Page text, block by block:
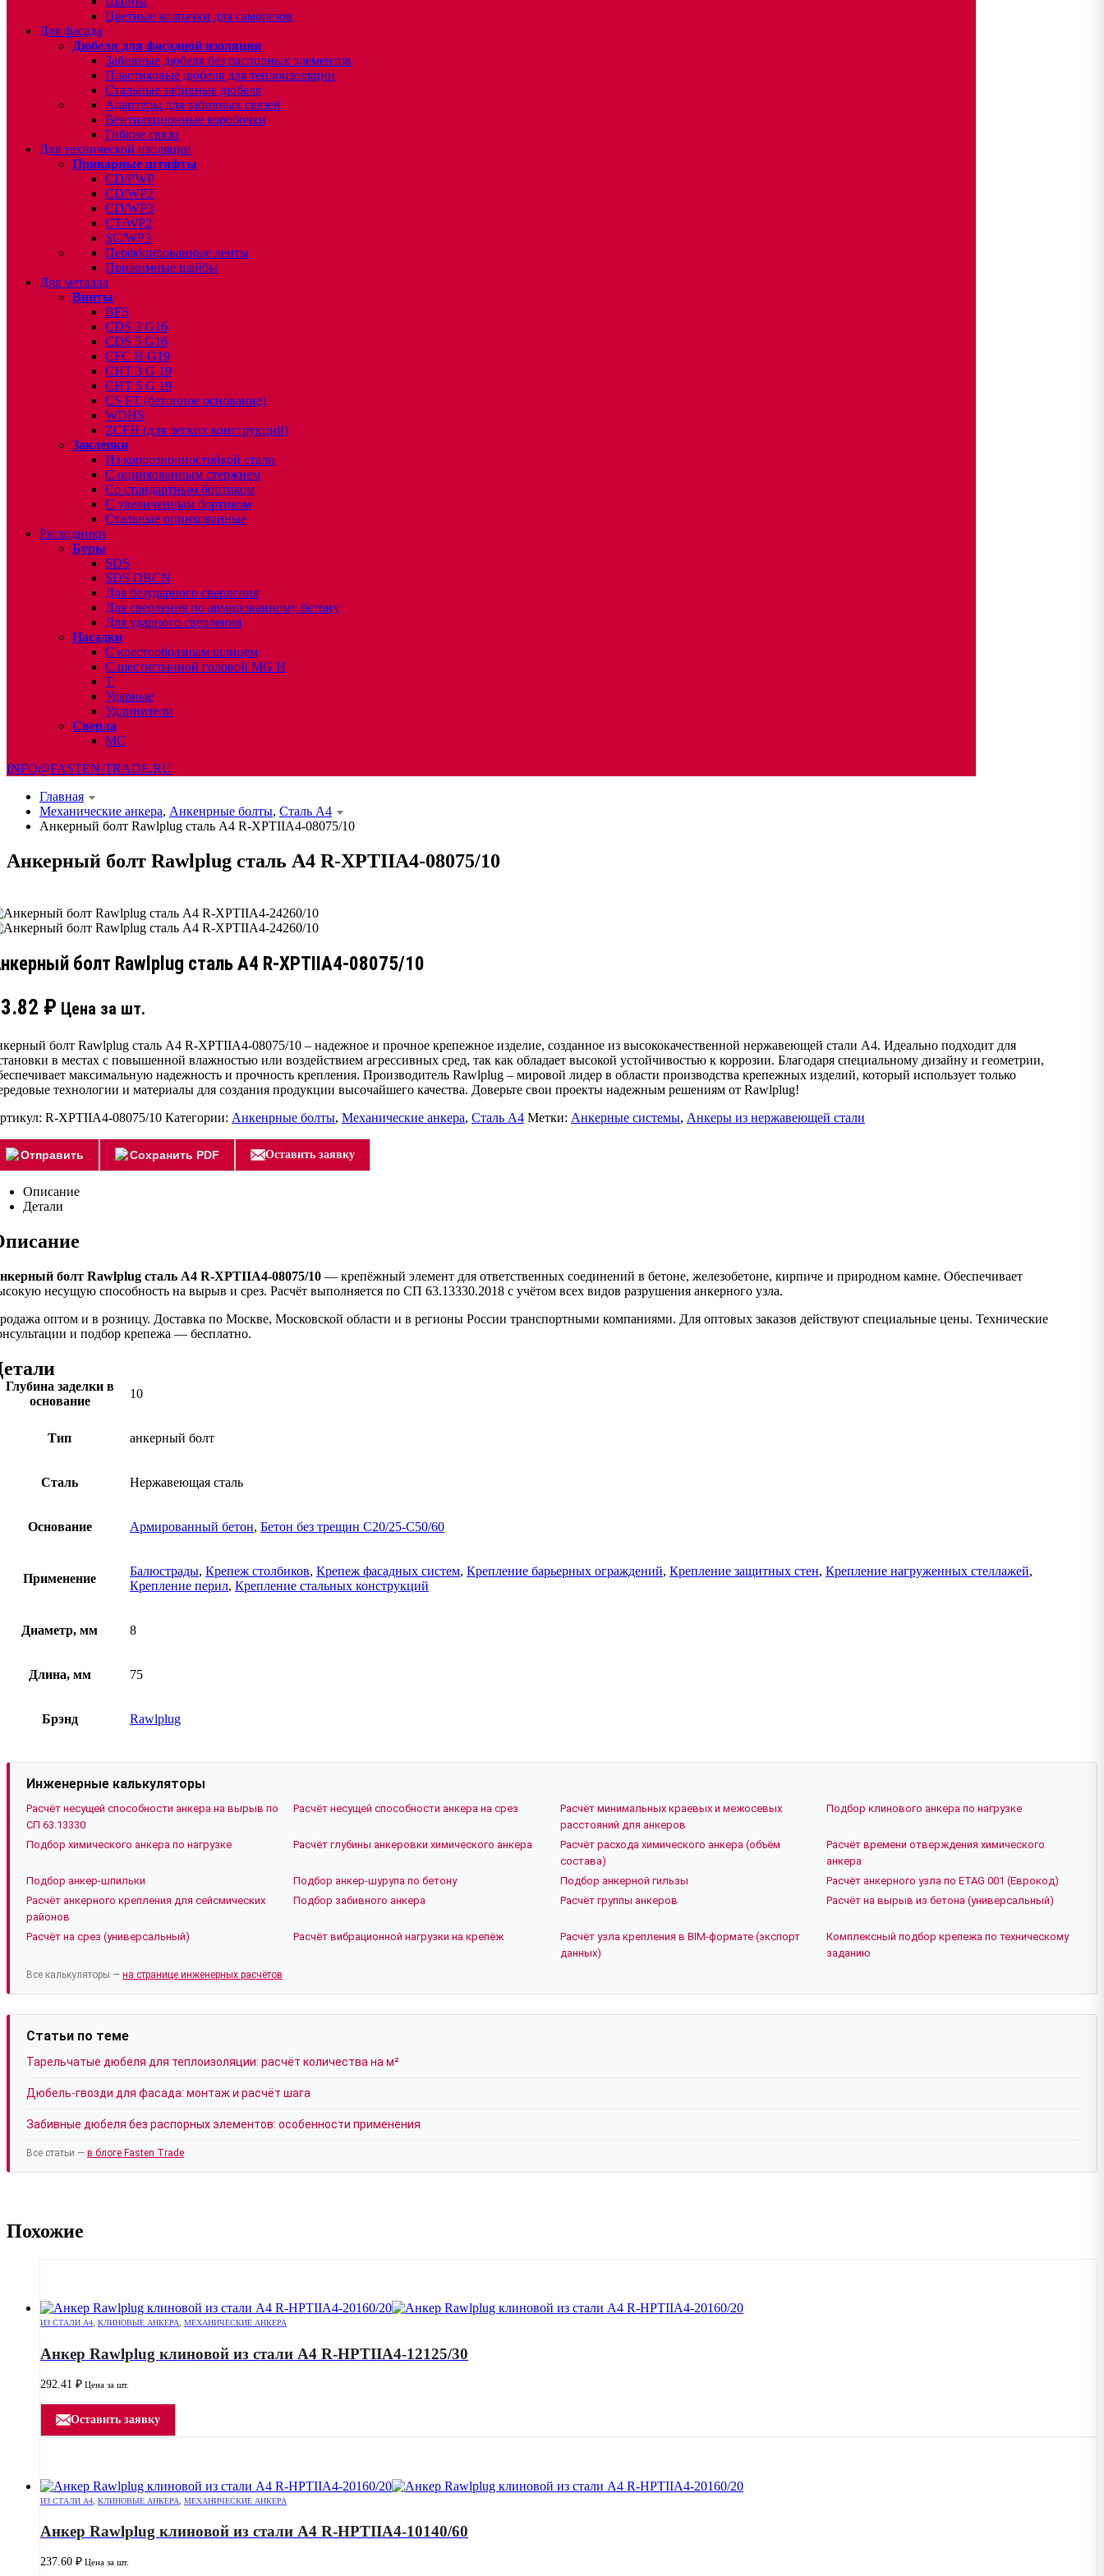
Цветные колпачки для саморезов
Для фасада
Дюбеля для фасадной изоляции
Забивные дюбеля без распорных элементов
Пластиковые дюбеля для теплоизоляции
Стальные забивные дюбеля
Адаптеры для забивных связей
Вентиляционные коробочки
Гибкие связи
Для технической изоляции
Приварные штифты
CD/PWP
CD/WP2
CD/WP3
CT/WP2
SC/WP3
Перфорированные ленты
Прижимные шайбы
Для металла
Винты
BFS
CDS 3 G16
CDS 5 G16
CFC H G19
CHT 3 G 19
CHT 5 G 19
CS FT (бетонное основание)
WDHS
ZCFH (для легких конструкций)
Заклепки
Из коррозионностойкой стали
С оцинкованным стержнем
Со стандартным бортиком
С увеличенным бортиком
Стальные оцинкованные
Расходники
Буры
SDS
SDS DBCN
Для безударного сверления
Для сверления по армированному бетону
Для ударного сверления
Насадки
С крестообразным шлицем
С шестигранной головой MG H
T
Ударные
Удлинители
Сверла
МС
INFO@FASTEN-TRADE.RU
Главная
Механические анкера, Анкенрные болты, Сталь А4
Анкерный болт Rawlplug сталь А4 R-XPTIIA4-08075/10
Анкерный болт Rawlplug сталь А4 R-XPTIIA4-08075/10
болт Rawlplug сталь А4 R-XPTIIA4-08075/10
₽ Цена за шт.
болт Rawlplug сталь А4 R-XPTIIA4-08075/10 – надежное и прочное крепежное изделие, созданное из высококачественной нержавеющей стали А4. Идеально подходит для
в местах с повышенной влажностью или воздействием агрессивных сред, так как обладает высокой устойчивостью к коррозии. Благодаря специальному дизайну и геометрии,
максимальную надежность и прочность крепления. Производитель Rawlplug – мировой лидер в области производства крепежных изделий, который использует только
технологии и материалы для создания продукции высочайшего качества. Доверьте свои проекты надежным решениям от Rawlplug!
R-XPTIIA4-08075/10 Категории: Анкенрные болты, Механические анкера, Сталь А4 Метки: Анкерные системы, Анкеры из нержавеющей стали
Отправить Сохранить PDF Оставить заявку
Описание
Детали
болт Rawlplug сталь А4 R-XPTIIA4-08075/10 — крепёжный элемент для ответственных соединений в бетоне, железобетоне, кирпиче и природном камне. Обеспечивает
несущую способность на вырыв и срез. Расчёт выполняется по СП 63.13330.2018 с учётом всех видов разрушения анкерного узла.
оптом и в розницу. Доставка по Москве, Московской области и в регионы России транспортными компаниями. Для оптовых заказов действуют специальные цены. Технические
и подбор крепежа — бесплатно.
Глубина заделки в
основание
10
Тип анкерный болт
Сталь Нержавеющая сталь
Основание Армированный бетон, Бетон без трещин C20/25-C50/60
Применение
Балюстрады, Крепеж столбиков, Крепеж фасадных систем, Крепление барьерных ограждений, Крепление защитных стен, Крепление нагруженных стеллажей,
Крепление перил, Крепление стальных конструкций
Диаметр, мм 8
Длина, мм 75
Брэнд Rawlplug
Инженерные калькуляторы
Расчёт несущей способности анкера на вырыв по
СП 63.13330
Расчёт несущей способности анкера на срез
Расчёт минимальных краевых и межосевых
расстояний для анкеров
Подбор клинового анкера по нагрузке
Подбор химического анкера по нагрузке Расчёт глубины анкеровки химического анкера
Расчёт расхода химического анкера (объём
состава)
Расчёт времени отверждения химического
анкера
Подбор анкер-шпильки
Подбор анкер-шурупа по бетону Подбор анкерной гильзы
Расчёт анкерного узла по ETAG 001 (Еврокод)
Расчёт анкерного крепления для сейсмических
районов
Подбор забивного анкера Расчёт группы анкеров Расчёт на вырыв из бетона (универсальный)
Расчёт на срез (универсальный) Расчёт вибрационной нагрузки на крепёж
Расчёт узла крепления в BIM-формате (экспорт
данных)
Комплексный подбор крепежа по техническому
заданию
Все калькуляторы — на странице инженерных расчётов
Статьи по теме
Тарельчатые дюбеля для теплоизоляции: расчёт количества на м²
Дюбель-гвозди для фасада: монтаж и расчёт шага
Забивные дюбеля без распорных элементов: особенности применения
Все статьи — в блоге Fasten Trade
Похожие
ИЗ СТАЛИ А4, КЛИНОВЫЕ АНКЕРА, МЕХАНИЧЕСКИЕ АНКЕРА
Анкер Rawlplug клиновой из стали А4 R-HPTIIA4-12125/30
292.41 ₽ Цена за шт.
Оставить заявку
ИЗ СТАЛИ А4 КЛИНОВЫЕ АНКЕРА МЕХАНИЧЕСКИЕ АНКЕРА
Анкер Rawlplug клиновой из стали А4 R-HPTIIA4-10140/60
237.60 ₽ Цена за шт.